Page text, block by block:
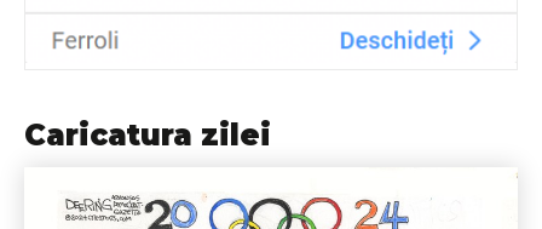
Caricatura zilei